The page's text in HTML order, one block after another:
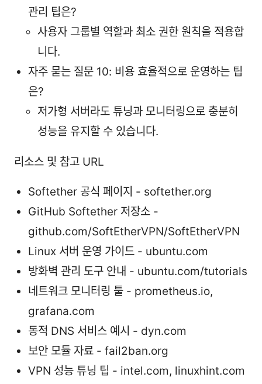
관리 팁은?
사용자 그룹별 역할과 최소 권한 원칙을 적용합
니다.
자주 묻는 질문 10: 비용 효율적으로 운영하는 팁
은?
저가형 서버라도 튜닝과 모니터링으로 충분히
성능을 유지할 수 있습니다.
리소스 및 참고 URL
Softether 공식 페이지 - softether.org
GitHub Softether 저장소 -
github.com/SoftEtherVPN/SoftEtherVPN
Linux 서버 운영 가이드 - ubuntu.com
방화벽 관리 도구 안내 - ubuntu.com/tutorials
네트워크 모니터링 툴 - prometheus.io,
grafana.com
동적 DNS 서비스 예시 - dyn.com
보안 모듈 자료 - fail2ban.org
VPN 성능 튜닝 팁 - intel.com, linuxhint.com